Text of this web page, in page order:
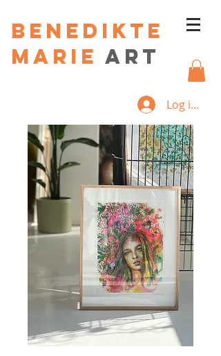
Benedikte
Marie art
Log ind